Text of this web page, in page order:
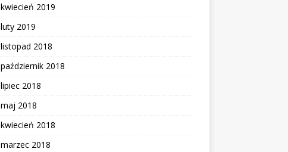
kwiecień 2019
luty 2019
listopad 2018
październik 2018
lipiec 2018
maj 2018
kwiecień 2018
marzec 2018